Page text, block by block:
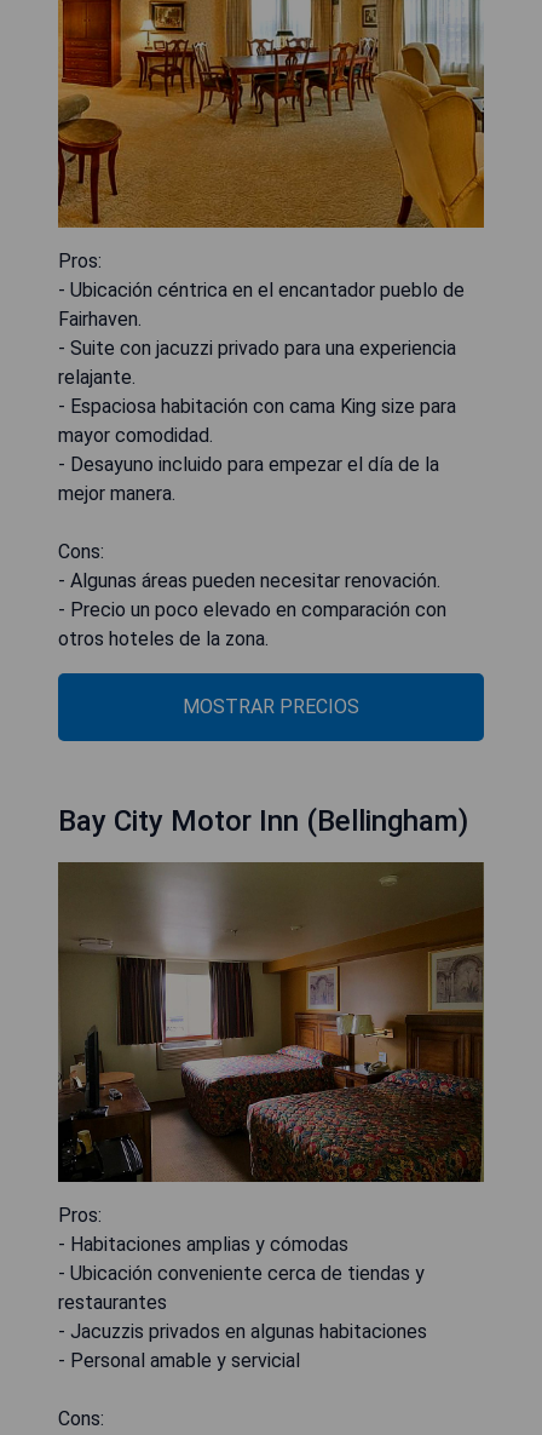
Pros:
- Ubicación céntrica en el encantador pueblo de
Fairhaven.
- Suite con jacuzzi privado para una experiencia
relajante.
- Espaciosa habitación con cama King size para
mayor comodidad.
- Desayuno incluido para empezar el día de la
mejor manera.
Cons:
- Algunas áreas pueden necesitar renovación.
- Precio un poco elevado en comparación con
otros hoteles de la zona.
MOSTRAR PRECIOS
Bay City Motor Inn (Bellingham)
Pros:
- Habitaciones amplias y cómodas
- Ubicación conveniente cerca de tiendas y
restaurantes
- Jacuzzis privados en algunas habitaciones
- Personal amable y servicial
Cons: